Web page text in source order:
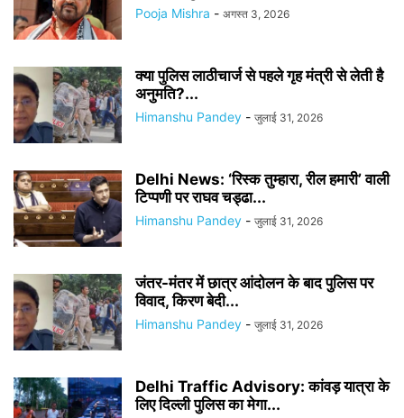
Pooja Mishra - अगस्त 3, 2026
क्या पुलिस लाठीचार्ज से पहले गृह मंत्री से लेती है
अनुमति?...
Himanshu Pandey - जुलाई 31, 2026
Delhi News: ‘रिस्क तुम्हारा, रील हमारी’ वाली
टिप्पणी पर राघव चड्ढा...
Himanshu Pandey - जुलाई 31, 2026
जंतर-मंतर में छात्र आंदोलन के बाद पुलिस पर
विवाद, किरण बेदी...
Himanshu Pandey - जुलाई 31, 2026
Delhi Traffic Advisory: कांवड़ यात्रा के
लिए दिल्ली पुलिस का मेगा...